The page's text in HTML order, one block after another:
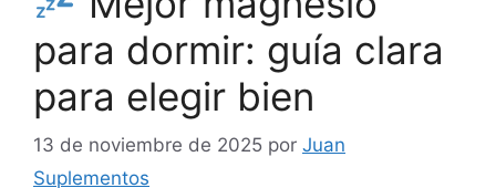
para dormir: guía clara
para elegir bien
13 de noviembre de 2025 por Juan
Suplementos